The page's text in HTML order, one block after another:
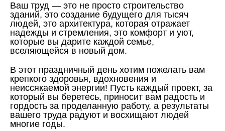
Ваш труд — это не просто строительство
зданий, это создание будущего для тысяч
людей, это архитектура, которая отражает
надежды и стремления, это комфорт и уют,
которые вы дарите каждой семье,
вселяющейся в новый дом.
В этот праздничный день хотим пожелать вам
крепкого здоровья, вдохновения и
неиссякаемой энергии! Пусть каждый проект, за
который вы беретесь, приносит вам радость и
гордость за проделанную работу, а результаты
вашего труда радуют и восхищают людей
многие годы.